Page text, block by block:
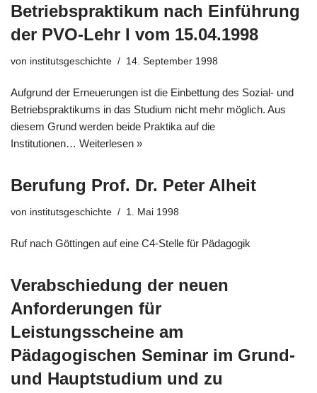
Betriebspraktikum nach Einführung
der PVO-Lehr I vom 15.04.1998
von institutsgeschichte 14. September 1998
Aufgrund der Erneuerungen ist die Einbettung des Sozial- und
Betriebspraktikums in das Studium nicht mehr möglich. Aus
diesem Grund werden beide Praktika auf die
Institutionen… Weiterlesen »
Berufung Prof. Dr. Peter Alheit
von institutsgeschichte 1. Mai 1998
Ruf nach Göttingen auf eine C4-Stelle für Pädagogik
Verabschiedung der neuen
Anforderungen für
Leistungsscheine am
Pädagogischen Seminar im Grund-
und Hauptstudium und zu